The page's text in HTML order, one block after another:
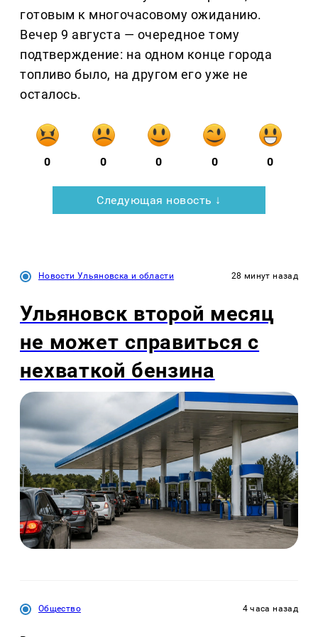
готовым к многочасовому ожиданию.
Вечер 9 августа — очередное тому
подтверждение: на одном конце города
топливо было, на другом его уже не
осталось.
0 0 0 0 0
Следующая новость ↓
Новости Ульяновска и области 28 минут назад
Ульяновск второй месяц
не может справиться с
нехваткой бензина
Общество 4 часа назад